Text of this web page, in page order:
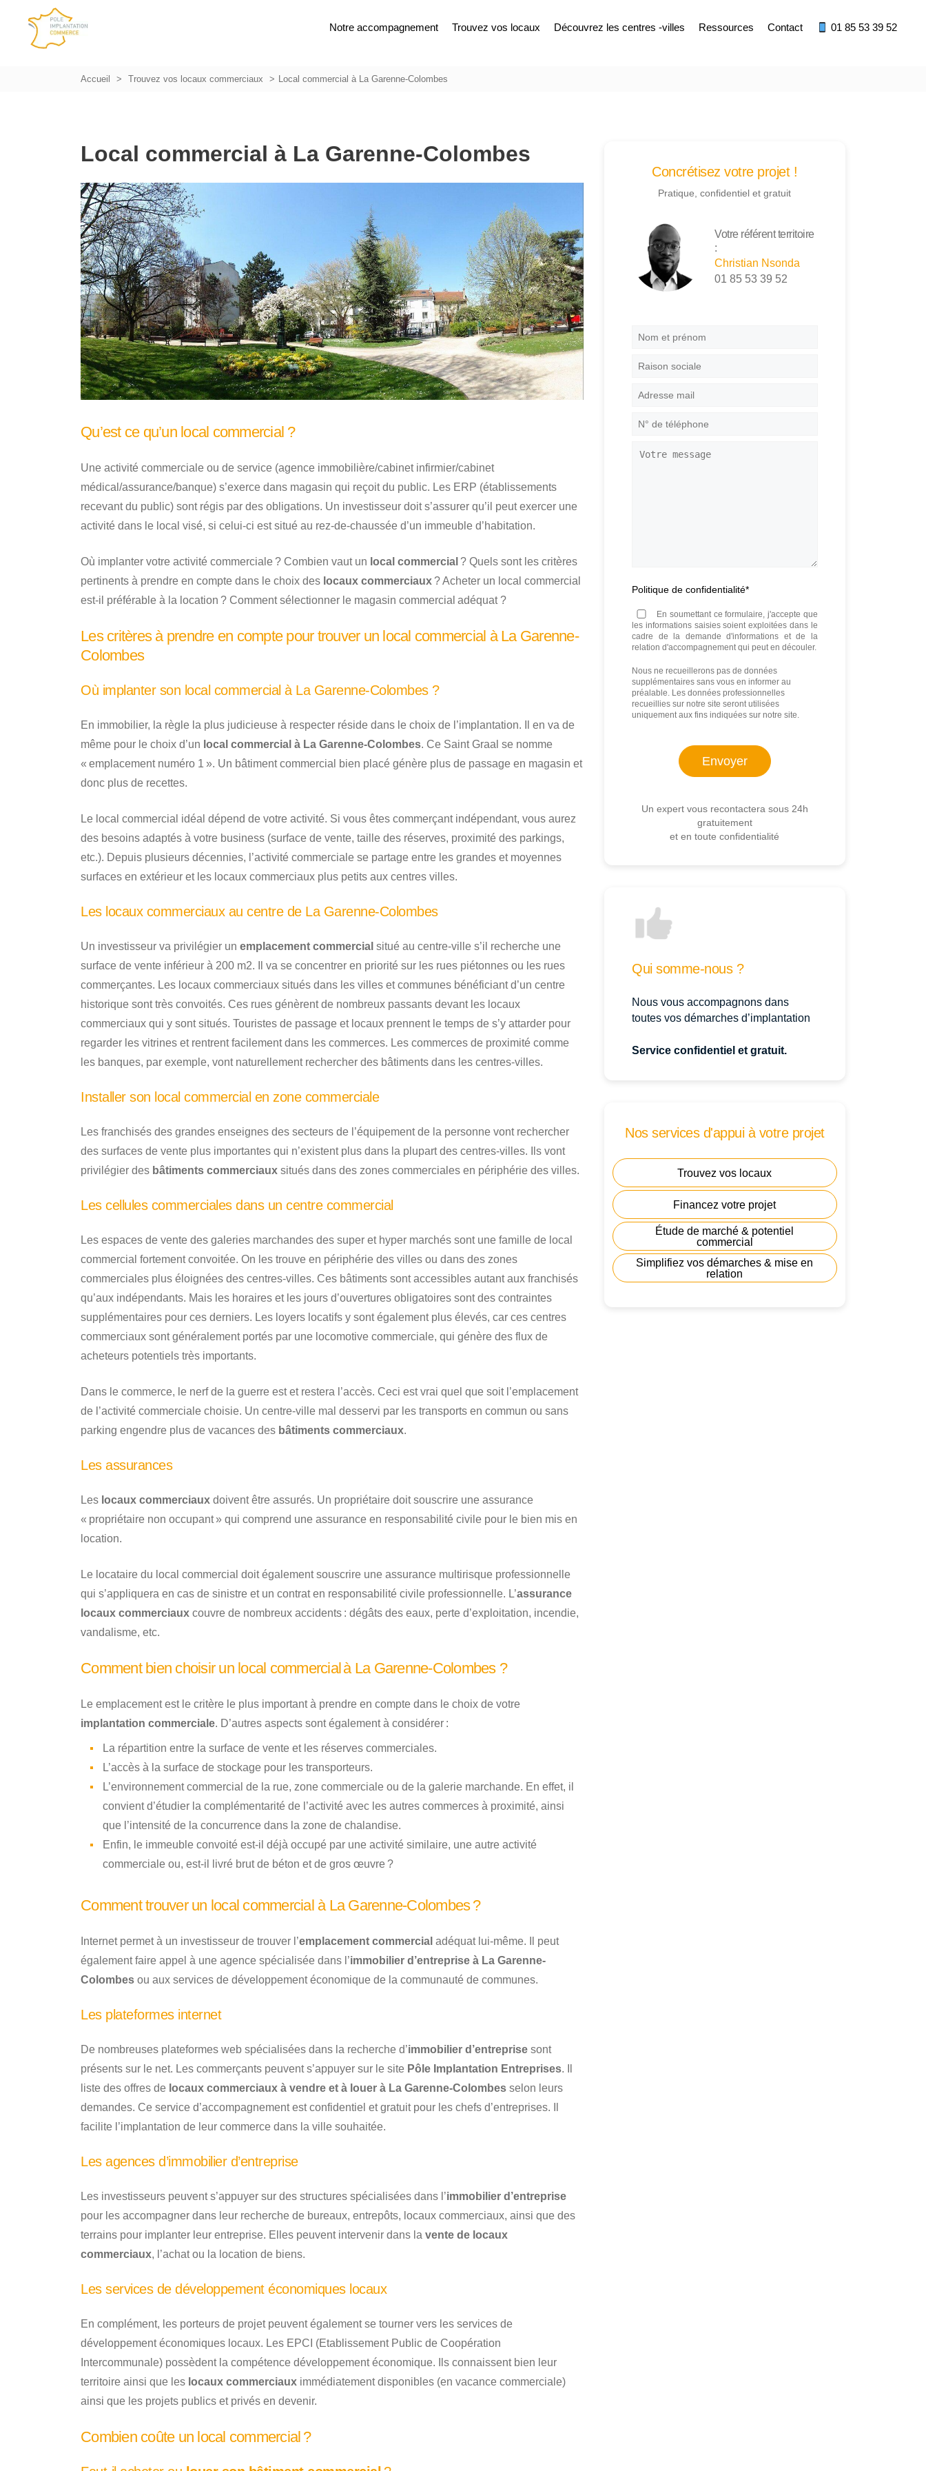
Notre accompagnement Trouvez vos locaux Découvrez les centres -villes Ressources Contact 01 85 53 39 52
Accueil Trouvez vos locaux commerciaux Local commercial à La Garenne-Colombes
Local commercial à La Garenne-Colombes
Qu’est ce qu’un local commercial ?
Une activité commerciale ou de service (agence immobilière/cabinet infirmier/cabinet
médical/assurance/banque) s’exerce dans magasin qui reçoit du public. Les ERP (établissements
recevant du public) sont régis par des obligations. Un investisseur doit s’assurer qu’il peut exercer une
activité dans le local visé, si celui-ci est situé au rez-de-chaussée d’un immeuble d’habitation.
Où implanter votre activité commerciale ? Combien vaut un local commercial ? Quels sont les critères
pertinents à prendre en compte dans le choix des locaux commerciaux ? Acheter un local commercial
est-il préférable à la location ? Comment sélectionner le magasin commercial adéquat ?
Les critères à prendre en compte pour trouver un local commercial à La Garenne-
Colombes
Où implanter son local commercial à La Garenne-Colombes ?
En immobilier, la règle la plus judicieuse à respecter réside dans le choix de l’implantation. Il en va de
même pour le choix d’un local commercial à La Garenne-Colombes. Ce Saint Graal se nomme
« emplacement numéro 1 ». Un bâtiment commercial bien placé génère plus de passage en magasin et
donc plus de recettes.
Le local commercial idéal dépend de votre activité. Si vous êtes commerçant indépendant, vous aurez
des besoins adaptés à votre business (surface de vente, taille des réserves, proximité des parkings,
etc.). Depuis plusieurs décennies, l’activité commerciale se partage entre les grandes et moyennes
surfaces en extérieur et les locaux commerciaux plus petits aux centres villes.
Les locaux commerciaux au centre de La Garenne-Colombes
Un investisseur va privilégier un emplacement commercial situé au centre-ville s’il recherche une
surface de vente inférieur à 200 m2. Il va se concentrer en priorité sur les rues piétonnes ou les rues
commerçantes. Les locaux commerciaux situés dans les villes et communes bénéficiant d’un centre
historique sont très convoités. Ces rues génèrent de nombreux passants devant les locaux
commerciaux qui y sont situés. Touristes de passage et locaux prennent le temps de s’y attarder pour
regarder les vitrines et rentrent facilement dans les commerces. Les commerces de proximité comme
les banques, par exemple, vont naturellement rechercher des bâtiments dans les centres-villes.
Installer son local commercial en zone commerciale
Les franchisés des grandes enseignes des secteurs de l’équipement de la personne vont rechercher
des surfaces de vente plus importantes qui n’existent plus dans la plupart des centres-villes. Ils vont
privilégier des bâtiments commerciaux situés dans des zones commerciales en périphérie des villes.
Les cellules commerciales dans un centre commercial
Les espaces de vente des galeries marchandes des super et hyper marchés sont une famille de local
commercial fortement convoitée. On les trouve en périphérie des villes ou dans des zones
commerciales plus éloignées des centres-villes. Ces bâtiments sont accessibles autant aux franchisés
qu’aux indépendants. Mais les horaires et les jours d’ouvertures obligatoires sont des contraintes
supplémentaires pour ces derniers. Les loyers locatifs y sont également plus élevés, car ces centres
commerciaux sont généralement portés par une locomotive commerciale, qui génère des flux de
acheteurs potentiels très importants.
Dans le commerce, le nerf de la guerre est et restera l’accès. Ceci est vrai quel que soit l’emplacement
de l’activité commerciale choisie. Un centre-ville mal desservi par les transports en commun ou sans
parking engendre plus de vacances des bâtiments commerciaux.
Les assurances
Les locaux commerciaux doivent être assurés. Un propriétaire doit souscrire une assurance
« propriétaire non occupant » qui comprend une assurance en responsabilité civile pour le bien mis en
location.
Le locataire du local commercial doit également souscrire une assurance multirisque professionnelle
qui s’appliquera en cas de sinistre et un contrat en responsabilité civile professionnelle. L’assurance
locaux commerciaux couvre de nombreux accidents : dégâts des eaux, perte d’exploitation, incendie,
vandalisme, etc.
Comment bien choisir un local commercial à La Garenne-Colombes ?
Le emplacement est le critère le plus important à prendre en compte dans le choix de votre
implantation commerciale. D’autres aspects sont également à considérer :
La répartition entre la surface de vente et les réserves commerciales.
L’accès à la surface de stockage pour les transporteurs.
L’environnement commercial de la rue, zone commerciale ou de la galerie marchande. En effet, il
convient d’étudier la complémentarité de l’activité avec les autres commerces à proximité, ainsi
que l’intensité de la concurrence dans la zone de chalandise.
Enfin, le immeuble convoité est-il déjà occupé par une activité similaire, une autre activité
commerciale ou, est-il livré brut de béton et de gros œuvre ?
Comment trouver un local commercial à La Garenne-Colombes ?
Internet permet à un investisseur de trouver l’emplacement commercial adéquat lui-même. Il peut
également faire appel à une agence spécialisée dans l’immobilier d’entreprise à La Garenne-
Colombes ou aux services de développement économique de la communauté de communes.
Les plateformes internet
De nombreuses plateformes web spécialisées dans la recherche d’immobilier d’entreprise sont
présents sur le net. Les commerçants peuvent s’appuyer sur le site Pôle Implantation Entreprises. Il
liste des offres de locaux commerciaux à vendre et à louer à La Garenne-Colombes selon leurs
demandes. Ce service d’accompagnement est confidentiel et gratuit pour les chefs d’entreprises. Il
facilite l’implantation de leur commerce dans la ville souhaitée.
Les agences d’immobilier d’entreprise
Les investisseurs peuvent s’appuyer sur des structures spécialisées dans l’immobilier d’entreprise
pour les accompagner dans leur recherche de bureaux, entrepôts, locaux commerciaux, ainsi que des
terrains pour implanter leur entreprise. Elles peuvent intervenir dans la vente de locaux
commerciaux, l’achat ou la location de biens.
Les services de développement économiques locaux
En complément, les porteurs de projet peuvent également se tourner vers les services de
développement économiques locaux. Les EPCI (Etablissement Public de Coopération
Intercommunale) possèdent la compétence développement économique. Ils connaissent bien leur
territoire ainsi que les locaux commerciaux immédiatement disponibles (en vacance commerciale)
ainsi que les projets publics et privés en devenir.
Combien coûte un local commercial ?
Concrétisez votre projet !
Pratique, confidentiel et gratuit
Votre référent territoire
:
Christian Nsonda
01 85 53 39 52
Nom
prénom*
Raison
Adresse
N°
téléphone*
Votre
Politique de confidentialité*
En soumettant ce formulaire, j'accepte que
les informations saisies soient exploitées dans le
cadre de la demande d'informations et de la
relation d'accompagnement qui peut en découler.
Nous ne recueillerons pas de données
supplémentaires sans vous en informer au
préalable. Les données professionnelles
recueillies sur notre site seront utilisées
uniquement aux fins indiquées sur notre site.
Un expert vous recontactera sous 24h
gratuitement
et en toute confidentialité
Qui somme-nous ?
Nous vous accompagnons dans
toutes vos démarches d’implantation
Service confidentiel et gratuit.
Nos services d'appui à votre projet
Trouvez vos locaux
Financez votre projet
Étude de marché & potentiel
commercial
Simplifiez vos démarches & mise en
relation